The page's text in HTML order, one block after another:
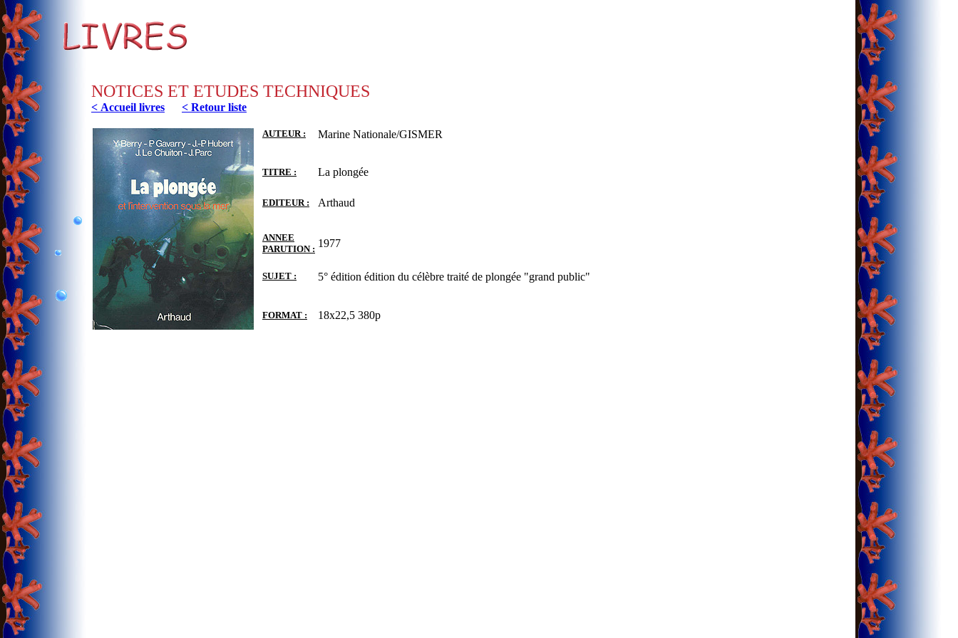
NOTICES ET ETUDES TECHNIQUES
< Accueil livres < Retour liste
AUTEUR : Marine Nationale/GISMER
TITRE : La plongée
EDITEUR : Arthaud
ANNEE
PARUTION : 1977
SUJET : 5° édition édition du célèbre traité de plongée "grand public"
FORMAT : 18x22,5 380p